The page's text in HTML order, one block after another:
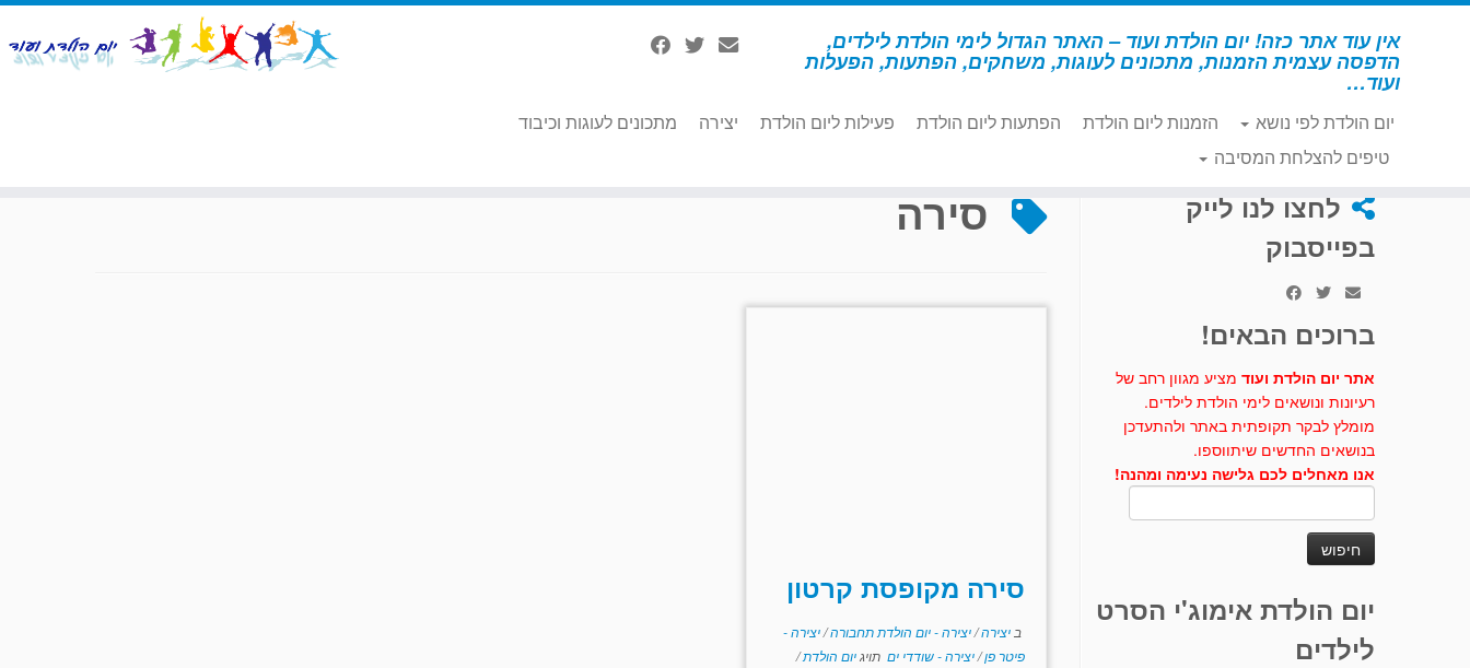
דלג
אין עוד אתר כזה! יום הולדת ועוד – האתר הגדול לימי הולדת לילדים,
הדפסה עצמית הזמנות, מתכונים לעוגות, משחקים, הפתעות, הפעלות
ועוד…
יום הולדת לפי נושא הזמנות ליום הולדת הפתעות ליום הולדת פעילות ליום הולדת יצירה
מתכונים לעוגות וכיבוד
טיפים להצלחת המסיבה
דף הבית » סירה
לחצו לנו לייק
בפייסבוק
ברוכים הבאים!
אתר יום הולדת ועוד מציע מגוון רחב של
רעיונות ונושאים לימי הולדת לילדים.
מומלץ לבקר תקופתית באתר ולהתעדכן
בנושאים החדשים שיתווספו.
אנו מאחלים לכם גלישה נעימה ומהנה!
יום הולדת אימוג'י הסרט
לילדים
סירה
סירה מקופסת קרטון
ביצירה/יצירה - יום הולדת תחבורה/יצירה -
פיטר פן/יצירה - שודדי ים תויגיום הולדת/